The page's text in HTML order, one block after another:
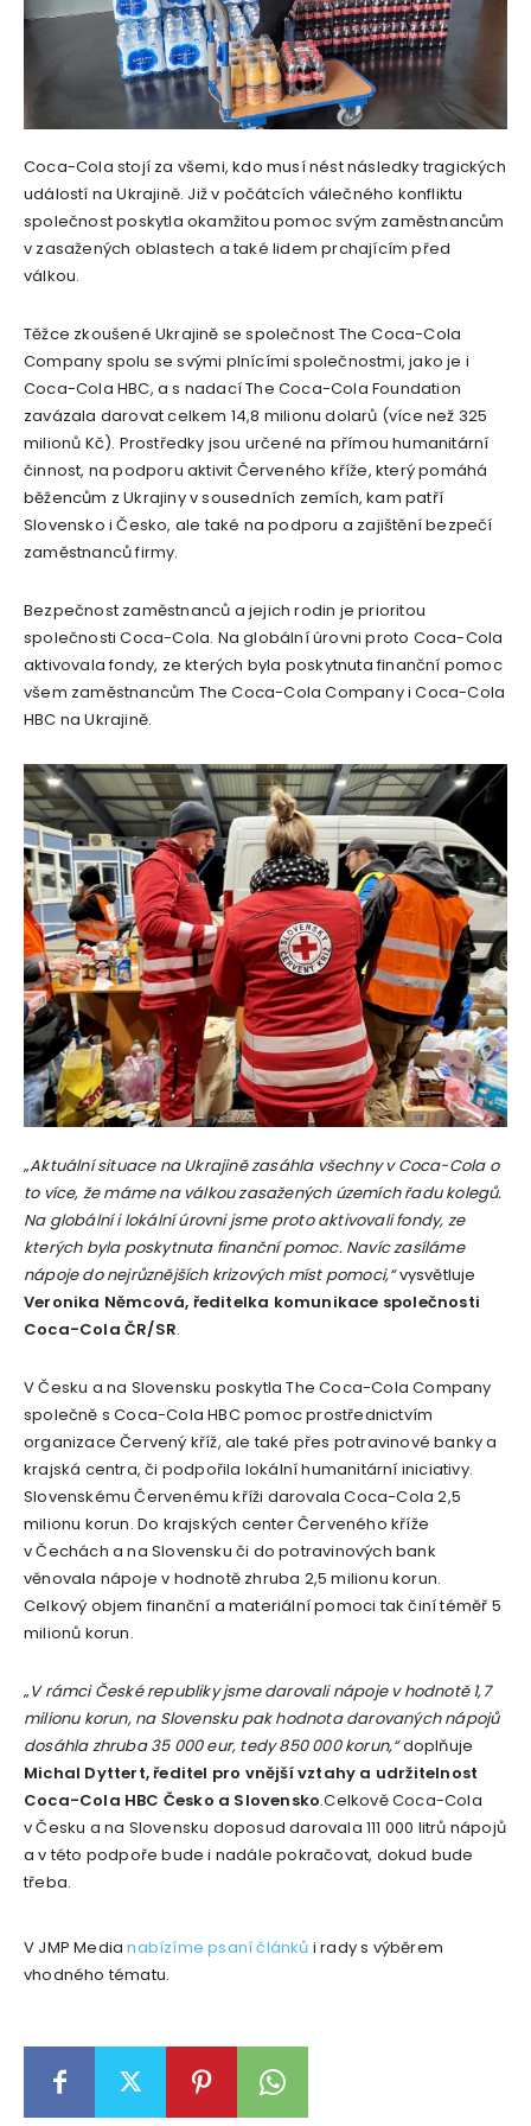
Coca-Cola stojí za všemi, kdo musí nést následky tragických
událostí na Ukrajině. Již v počátcích válečného konfliktu
společnost poskytla okamžitou pomoc svým zaměstnancům
v zasažených oblastech a také lidem prchajícím před
válkou.
Těžce zkoušené Ukrajině se společnost The Coca-Cola
Company spolu se svými plnícími společnostmi, jako je i
Coca-Cola HBC, a s nadací The Coca-Cola Foundation
zavázala darovat celkem 14,8 milionu dolarů (více než 325
milionů Kč). Prostředky jsou určené na přímou humanitární
činnost, na podporu aktivit Červeného kříže, který pomáhá
běžencům z Ukrajiny v sousedních zemích, kam patří
Slovensko i Česko, ale také na podporu a zajištění bezpečí
zaměstnanců firmy.
Bezpečnost zaměstnanců a jejich rodin je prioritou
společnosti Coca-Cola. Na globální úrovni proto Coca-Cola
aktivovala fondy, ze kterých byla poskytnuta finanční pomoc
všem zaměstnancům The Coca-Cola Company i Coca-Cola
HBC na Ukrajině.
„Aktuální situace na Ukrajině zasáhla všechny v Coca-Cola o
to více, že máme na válkou zasažených územích řadu kolegů.
Na globální i lokální úrovni jsme proto aktivovali fondy, ze
kterých byla poskytnuta finanční pomoc. Navíc zasíláme
nápoje do nejrůznějších krizových míst pomoci,“vysvětluje
Veronika Němcová, ředitelka komunikace společnosti
Coca-Cola ČR/SR.
V Česku a na Slovensku poskytla The Coca-Cola Company
společně s Coca-Cola HBC pomoc prostřednictvím
organizace Červený kříž, ale také přes potravinové banky a
krajská centra, či podpořila lokální humanitární iniciativy.
Slovenskému Červenému kříži darovala Coca-Cola 2,5
milionu korun. Do krajských center Červeného kříže
v Čechách a na Slovensku či do potravinových bank
věnovala nápoje v hodnotě zhruba 2,5 milionu korun.
Celkový objem finanční a materiální pomoci tak činí téměř 5
milionů korun.
„V rámci České republiky jsme darovali nápoje v hodnotě 1,7
milionu korun, na Slovensku pak hodnota darovaných nápojů
dosáhla zhruba 35 000 eur, tedy 850 000 korun,“doplňuje
Michal Dyttert, ředitel pro vnější vztahy a udržitelnost
Coca-Cola HBC Česko a Slovensko.Celkově Coca-Cola
v Česku a na Slovensku doposud darovala 111 000 litrů nápojů
a v této podpoře bude i nadále pokračovat, dokud bude
třeba.
V JMP Medianabízíme psaní článků i rady s výběrem
vhodného tématu.